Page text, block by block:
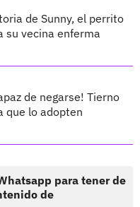
de Sunny, el perrito
su vecina enferma
de negarse! Tierno
que lo adopten
para tener de
de